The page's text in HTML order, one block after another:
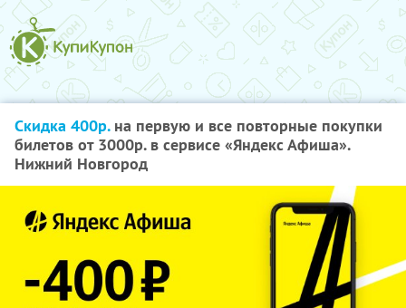
Скидка 400р.на первую и все повторные покупки
билетов от 3000р. в сервисе «Яндекс Афиша».
Нижний Новгород